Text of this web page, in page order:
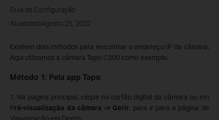
Guia de Configuração
AtualizadoAgosto 25, 2022
Existem dois métodos para encontrar o endereço IP da câmara.
Aqui utlizamos a câmara Tapo C200 como exemplo.
Método 1: Pela app Tapo
1. Na página principal, clique no cartão digital da câmara ou em
Pré-visualização da câmara -> Gerir, para ir para a página de
Visualização em Direto.